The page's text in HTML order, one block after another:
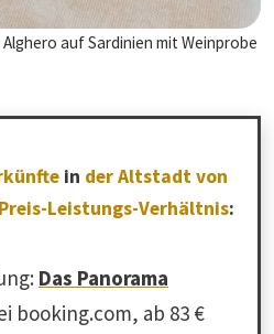
auf Sardinien mit Weinprobe
in der Altstadt von
Preis-Leistungs-Verhältnis:
Das Panorama
booking.com, ab 83 €